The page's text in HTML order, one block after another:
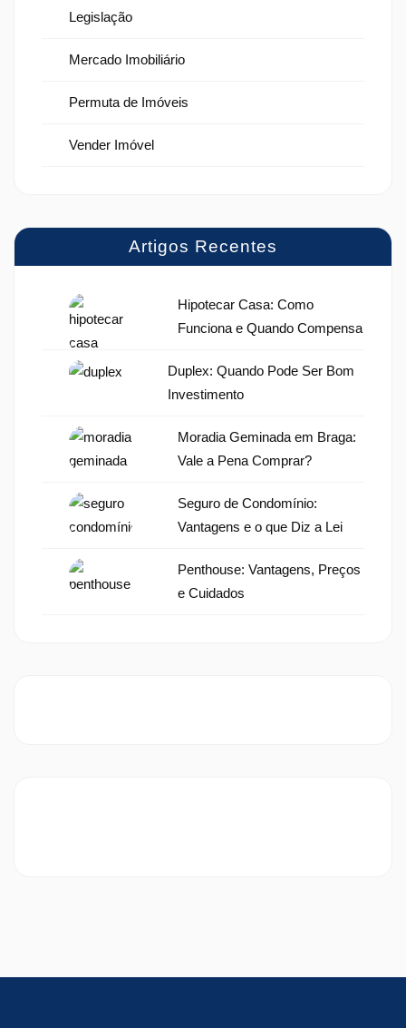
Legislação
Mercado Imobiliário
Permuta de Imóveis
Vender Imóvel
Artigos Recentes
Hipotecar Casa: Como
Funciona e Quando Compensa
Duplex: Quando Pode Ser Bom
Investimento
Moradia Geminada em Braga:
Vale a Pena Comprar?
Seguro de Condomínio:
Vantagens e o que Diz a Lei
Penthouse: Vantagens, Preços
e Cuidados